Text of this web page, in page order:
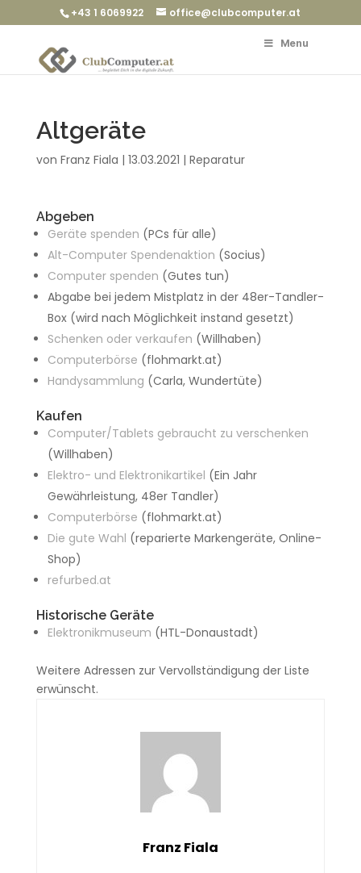
+43 1 6069922 office@clubcomputer.at
Menu
Altgeräte
von Franz Fiala | 13.03.2021 | Reparatur
Abgeben
Geräte spenden (PCs für alle)
Alt-Computer Spendenaktion (Socius)
Computer spenden (Gutes tun)
Abgabe bei jedem Mistplatz in der 48er-Tandler-
Box (wird nach Möglichkeit instand gesetzt)
Schenken oder verkaufen (Willhaben)
Computerbörse (flohmarkt.at)
Handysammlung (Carla, Wundertüte)
Kaufen
Computer/Tablets gebraucht zu verschenken
(Willhaben)
Elektro- und Elektronikartikel (Ein Jahr
Gewährleistung, 48er Tandler)
Computerbörse (flohmarkt.at)
Die gute Wahl (reparierte Markengeräte, Online-
Shop)
refurbed.at
Historische Geräte
Elektronikmuseum (HTL-Donaustadt)
Weitere Adressen zur Vervollständigung der Liste
erwünscht.
Franz Fiala